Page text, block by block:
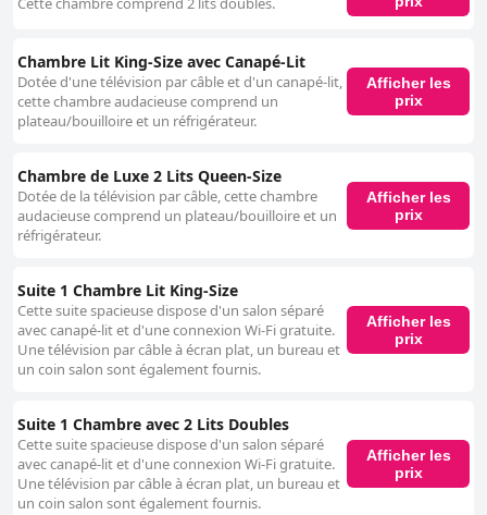
installations bien entretenues. Cependant, certains clients ont rencontré
idéalement situé sur place et est considéré comme suffisant, bien que de
nombreux clients soient mécontents des frais supplémentaires requis,
les considérant comme relativement élevés. Les familles trouvent que le
Sonesta Select Los Angeles LAX El Segundo est une option fantastique
pour un séjour, en particulier en raison des chambres spacieuses et
Disneyland et des attractions locales ajoute à l'attrait de l'hôtel pour ceux
qui voyagent avec des enfants. Enfin, l'hôtel est décrit comme répondant
aux normes attendues d'un établissement trois étoiles, offrant un
hébergement convenable à un prix abordable. L'atmosphère générale
est confortable et correspond bien aux attentes typiques de sa catégorie.
Chambre Lit King-Size avec Canapé-Lit
Dotée d'une télévision par câble et d'un canapé-lit,
cette chambre audacieuse comprend un
plateau/bouilloire et un réfrigérateur.
Afficher les
prix
Chambre de Luxe 2 Lits Queen-Size
Dotée de la télévision par câble, cette chambre
audacieuse comprend un plateau/bouilloire et un
réfrigérateur.
Afficher les
prix
Suite 1 Chambre Lit King-Size
Cette suite spacieuse dispose d'un salon séparé
avec canapé-lit et d'une connexion Wi-Fi gratuite.
Une télévision par câble à écran plat, un bureau et
un coin salon sont également fournis.
Afficher les
prix
Suite 1 Chambre avec 2 Lits Doubles
Cette suite spacieuse dispose d'un salon séparé
avec canapé-lit et d'une connexion Wi-Fi gratuite.
Une télévision par câble à écran plat, un bureau et
un coin salon sont également fournis.
Afficher les
prix